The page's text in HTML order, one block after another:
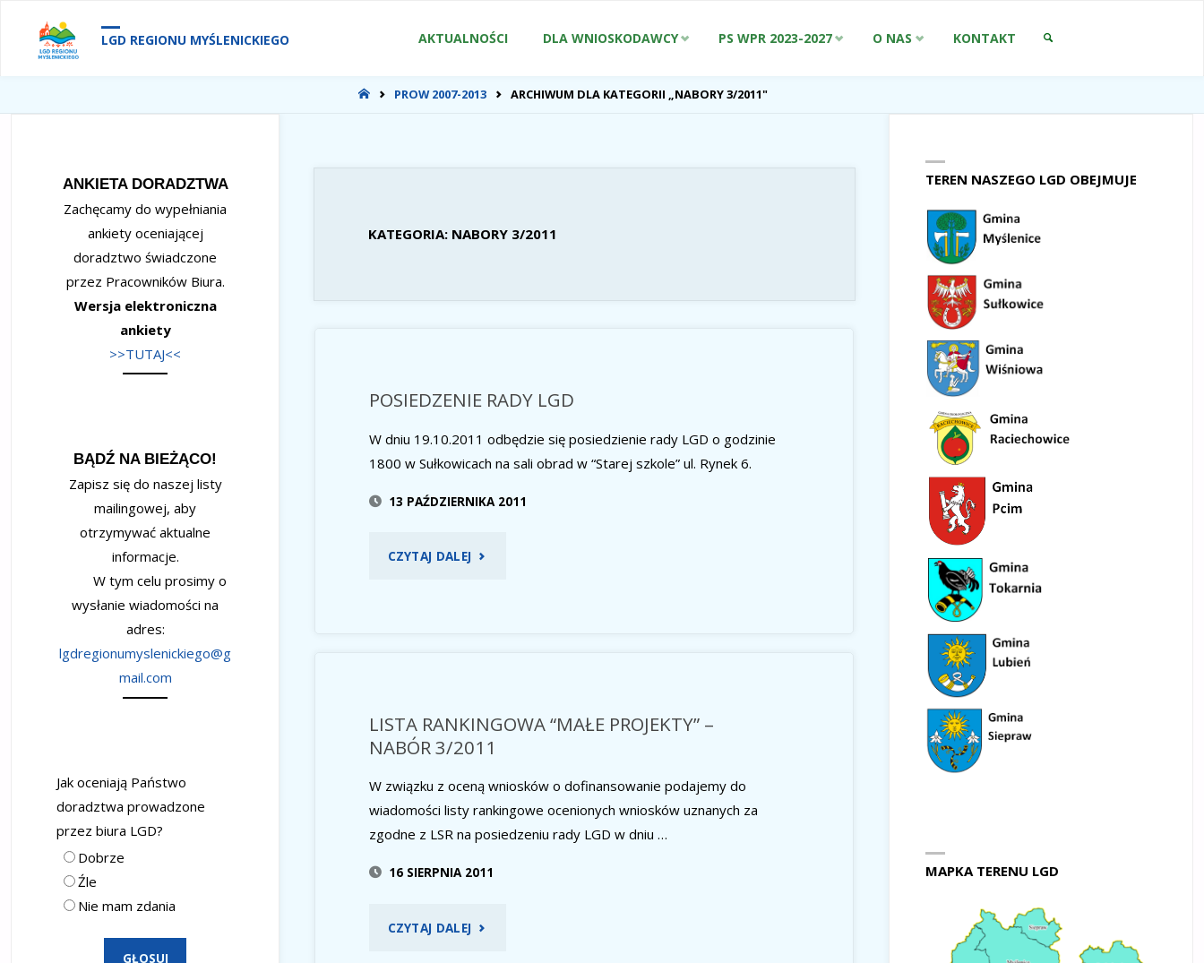
LGD REGIONU MYŚLENICKIEGO AKTUALNOŚCI DLA WNIOSKODAWCY PS WPR 2023-2027 O NAS KONTAKT
SZUKAJ
STRONA
PROW 2007-2013 ARCHIWUM DLA KATEGORII „NABORY 3/2011"
KATEGORIA: NABORY 3/2011
POSIEDZENIE RADY LGD
W dniu 19.10.2011 odbędzie się posiedzienie rady LGD o godzinie
1800 w Sułkowicach na sali obrad w “Starej szkole” ul. Rynek 6.
13 PAŹDZIERNIKA 2011
CZYTAJ DALEJ "POSIEDZENIE
LISTA RANKINGOWA “MAŁE PROJEKTY” –
NABÓR 3/2011
W związku z oceną wniosków o dofinansowanie podajemy do
wiadomości listy rankingowe ocenionych wniosków uznanych za
zgodne z LSR na posiedzeniu rady LGD w dniu …
16 SIERPNIA 2011
CZYTAJ DALEJ "LISTA
ANKIETA DORADZTWA
Zachęcamy do wypełniania
ankiety oceniającej
doradztwo świadczone
przez Pracowników Biura.
Wersja elektroniczna
ankiety
>>TUTAJ<<
BĄDŹ NA BIEŻĄCO!
Zapisz się do naszej listy
mailingowej, aby
otrzymywać aktualne
informacje.
W tym celu prosimy o
wysłanie wiadomości na
adres:
lgdregionumyslenickiego@g
mail.com
Jak oceniają Państwo
doradztwa prowadzone
przez biura LGD?
Dobrze
Źle
Nie mam zdania
TEREN NASZEGO LGD OBEJMUJE
MAPKA TERENU LGD